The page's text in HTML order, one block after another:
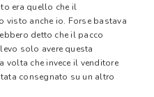
era quello che il
visto anche io. Forse bastava
detto che il pacco
solo avere questa
volta che invece il venditore
consegnato su un altro